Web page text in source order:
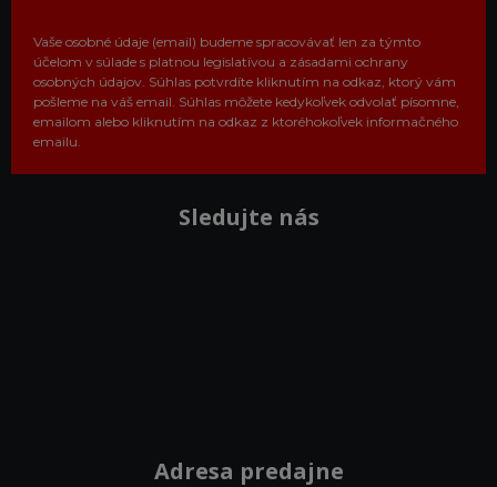
Vaše osobné údaje (email) budeme spracovávať len za týmto
účelom v súlade s platnou legislatívou a zásadami ochrany
osobných údajov. Súhlas potvrdíte kliknutím na odkaz, ktorý vám
pošleme na váš email. Súhlas môžete kedykoľvek odvolať písomne,
emailom alebo kliknutím na odkaz z ktoréhokoľvek informačného
emailu.
Sledujte nás
Adresa predajne